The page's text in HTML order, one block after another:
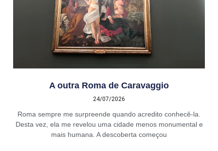
A outra Roma de Caravaggio
24/07/2026
Roma sempre me surpreende quando acredito conhecê-la.
Desta vez, ela me revelou uma cidade menos monumental e
mais humana. A descoberta começou